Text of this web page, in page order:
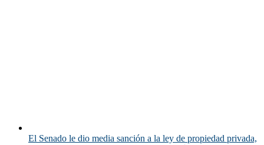
El Senado le dio media sanción a la ley de propiedad privada,